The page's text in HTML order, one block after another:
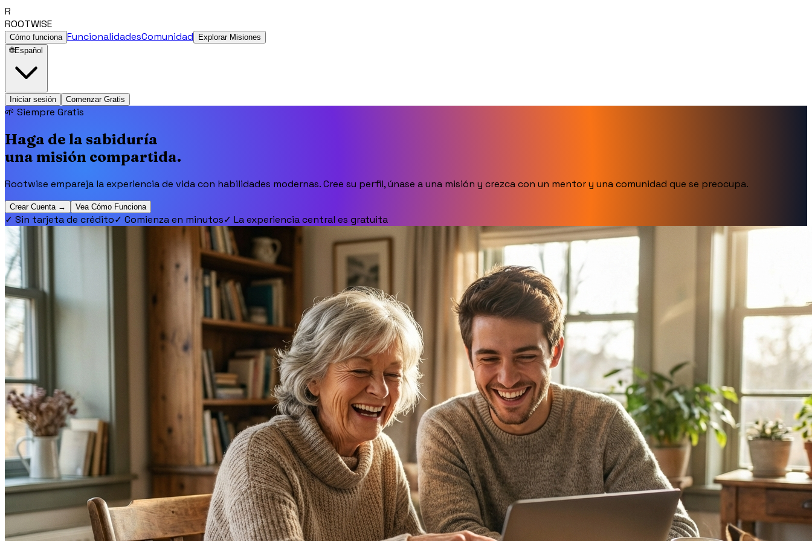
R
ROOTWISE
Cómo funciona FuncionalidadesComunidad
Explorar Misiones
🌐Español
Iniciar sesión Comenzar Gratis
🌱 Siempre Gratis
Haga de la sabiduría
una misión compartida.
Rootwise empareja la experiencia de vida con habilidades modernas. Cree su perfil, únase a una misión y crezca con un mentor y una comunidad que se preocupa.
Crear Cuenta → Vea Cómo Funciona
✓ Sin tarjeta de crédito✓ Comienza en minutos✓ La experiencia central es gratuita